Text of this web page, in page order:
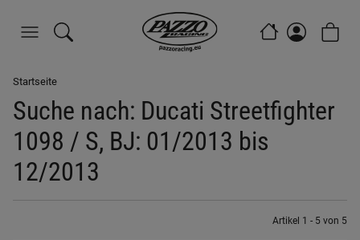
Startseite
Suche nach: Ducati Streetfighter
1098 / S, BJ: 01/2013 bis
12/2013
Artikel 1 - 5 von 5